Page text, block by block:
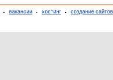
вакансии хостинг создание сайтов